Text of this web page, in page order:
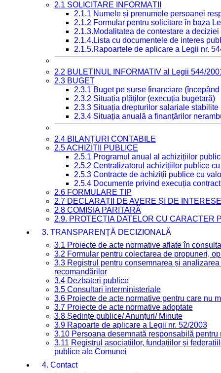
2.1 SOLICITARE INFORMAȚII
2.1.1 Numele și prenumele persoanei
2.1.2 Formular pentru solicitare în baza
2.1.3.Modalitatea de contestare a
2.1.4.Lista cu documentele de interes
2.1.5.Rapoartele de aplicare a Legii nr.
2.2 BULETINUL INFORMATIV al Legii 544/
2.3 BUGET
2.3.1 Buget pe surse financiare
2.3.2 Situația plăților (execuția bugetară)
2.3.3 Situația drepturilor salariale
2.3.4 Situația anuală a finanțărilor
2.4 BILANȚURI CONTABILE
2.5 ACHIZIȚII PUBLICE
2.5.1 Programul anual al achizițiilor
2.5.2 Centralizatorul achizițiilor publice
2.5.3 Contracte de achiziții publice cu
2.5.4 Documente privind execuția
2.6 FORMULARE TIP
2.7 DECLARAȚII DE AVERE ȘI DE INTERESE
2.8 COMISIA PARITARĂ
2.9. PROTECȚIA DATELOR CU CARACTER
3. TRANSPARENȚĂ DECIZIONALĂ
3.1 Proiecte de acte normative aflate în
3.2 Formular pentru colectarea de propuneri,
3.3 Registrul pentru consemnarea și
recomandărilor
3.4 Dezbateri publice
3.5 Consultari interministeriale
3.6 Proiecte de acte normative pentru care nu
3.7 Proiecte de acte normative adoptate
3.8 Ședințe publice/ Anunțuri/ Minute
3.9 Rapoarte de aplicare a Legii nr. 52/2003
3.10 Persoana desemnată responsabilă
3.11 Registrul asociațiilor, fundațiilor și
publice ale Comunei
4. Contact